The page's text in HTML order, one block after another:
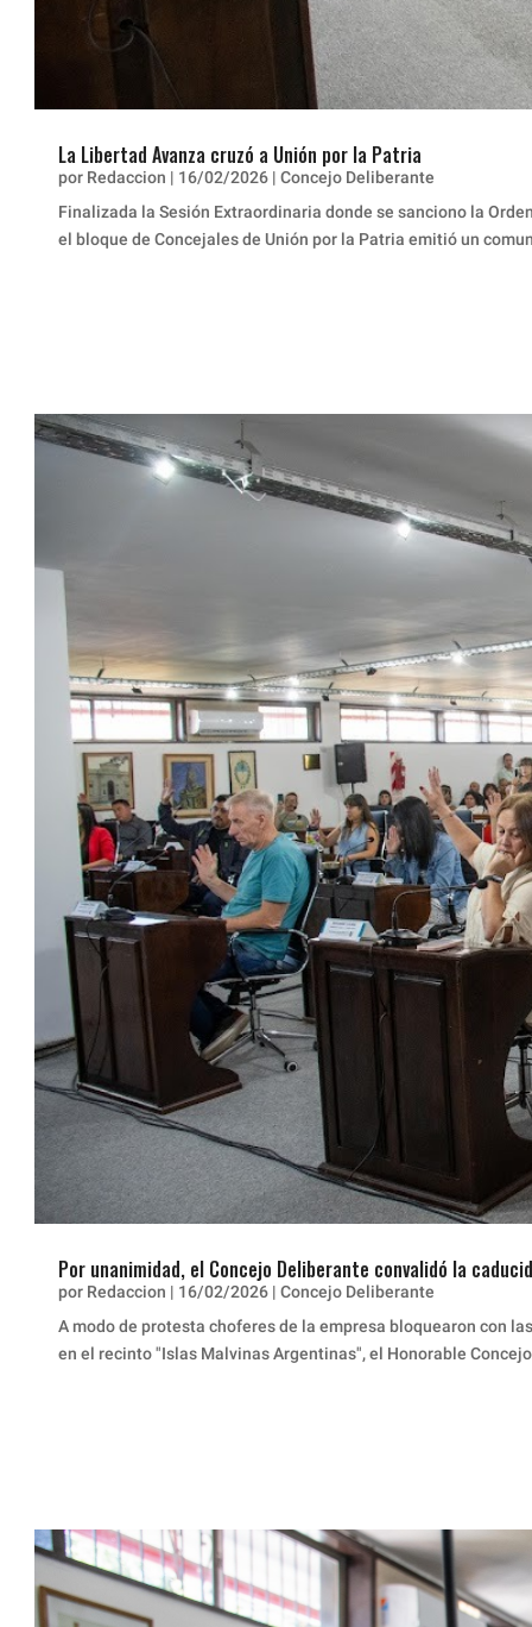
La Libertad Avanza cruzó a Unión por la Patria
por Redaccion | 16/02/2026 | Concejo Deliberante
Finalizada la Sesión Extraordinaria donde se sanciono la
el bloque de Concejales de Unión por la Patria emitió un
Por unanimidad, el Concejo Deliberante convalidó la
por Redaccion | 16/02/2026 | Concejo Deliberante
A modo de protesta choferes de la empresa bloquearon con
en el recinto "Islas Malvinas Argentinas", el Honorable